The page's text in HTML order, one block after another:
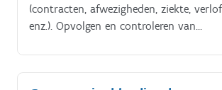
(contracten, afwezigheden, ziekte,
enz.). Opvolgen en controleren van